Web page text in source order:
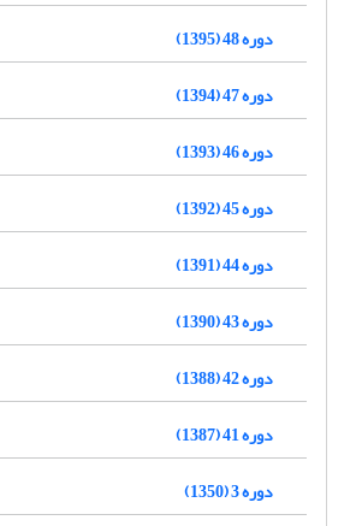
دوره 48 (1395)
دوره 47 (1394)
دوره 46 (1393)
دوره 45 (1392)
دوره 44 (1391)
دوره 43 (1390)
دوره 42 (1388)
دوره 41 (1387)
دوره 3 (1350)